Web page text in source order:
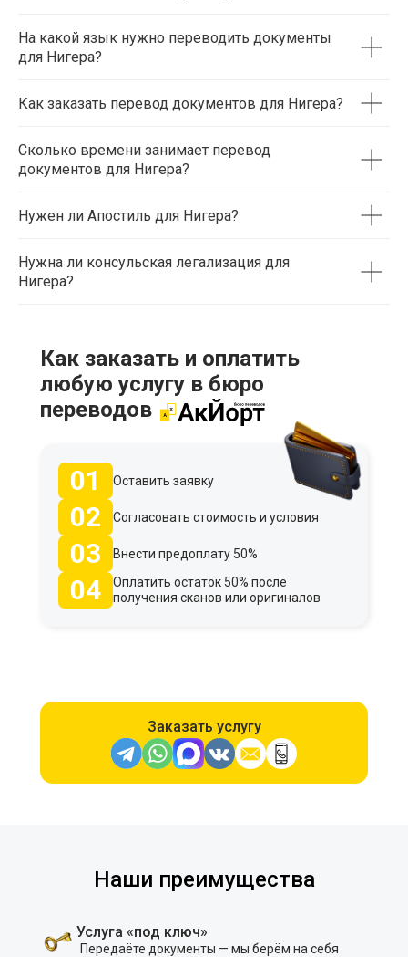
На какой язык нужно переводить документы
для Нигера?
Как заказать перевод документов для Нигера?
Сколько времени занимает перевод
документов для Нигера?
Нужен ли Апостиль для Нигера?
Нужна ли консульская легализация для
Нигера?
Как заказать и оплатить
любую услугу в бюро
переводов
01 Оставить заявку
02 Согласовать стоимость и условия
03 Внести предоплату 50%
04
Оплатить остаток 50% после
получения сканов или оригиналов
Заказать услугу
Наши преимущества
Услуга «под ключ»
Передаёте документы — мы берём на себя